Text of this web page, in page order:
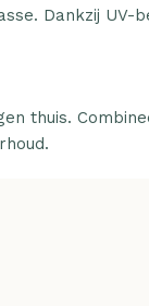
Dankzij UV-
thuis.